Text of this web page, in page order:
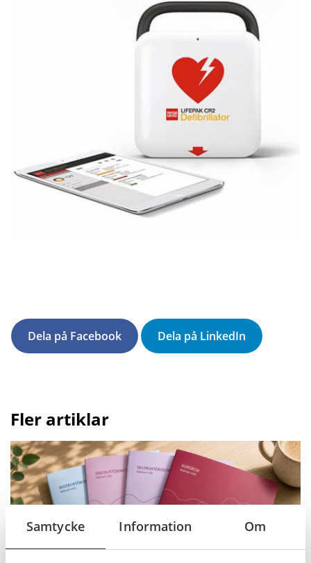
Samtycke Information Om
Dela på Facebook Dela på LinkedIn
Fler artiklar